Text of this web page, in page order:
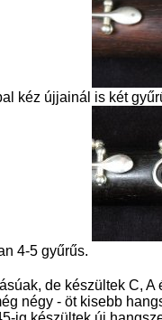
kéz újjainál is két
4-5 gyűrűs.
de készültek C,
négy - öt kisebb